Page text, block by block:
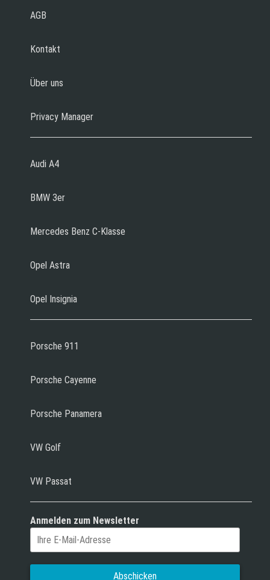
AGB
Kontakt
Über uns
Privacy Manager
Audi A4
BMW 3er
Mercedes Benz C-Klasse
Opel Astra
Opel Insignia
Porsche 911
Porsche Cayenne
Porsche Panamera
VW Golf
VW Passat
Anmelden zum Newsletter